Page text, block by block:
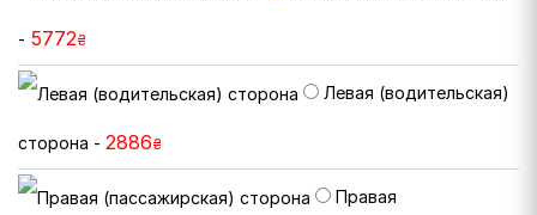
- 5772₴
Левая (водительская)
сторона - 2886₴
Правая